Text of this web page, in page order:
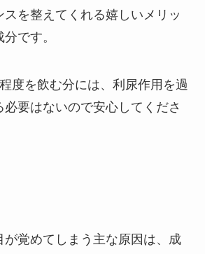
を整えてくれる嬉しいメリッ
です。
度を飲む分には、利尿作用を過
要はないので安心してくださ
が覚めてしまう主な原因は、成